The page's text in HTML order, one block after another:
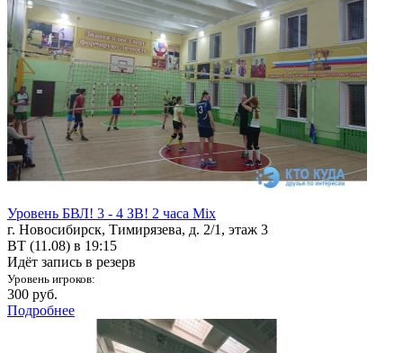
Уровень БВЛ! 3 - 4 ЗВ! 2 часа Mix
г. Новосибирск, Тимирязева, д. 2/1, этаж 3
ВТ (11.08) в 19:15
Идёт запись в резерв
Уровень игроков:
300 руб.
Подробнее